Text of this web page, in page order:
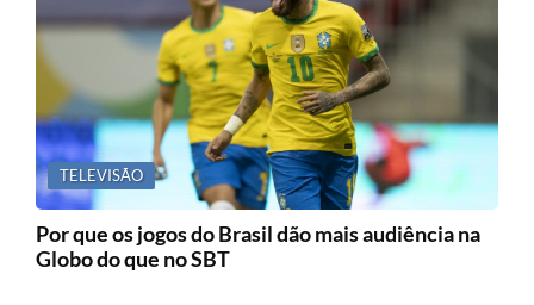
TELEVISÃO
Por que os jogos do Brasil dão mais audiência na
Globo do que no SBT